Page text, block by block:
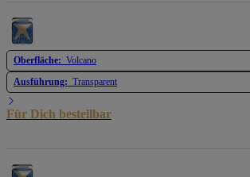
Oberfläche: Volcano
Ausführung: Transparent
Für Dich bestellbar